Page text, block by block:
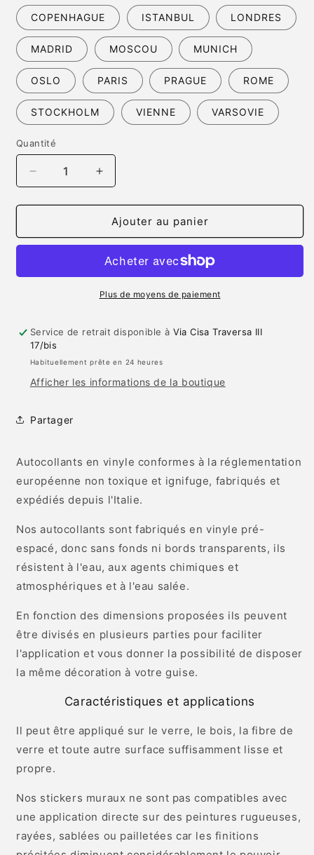
COPENHAGUE ISTANBUL LONDRES
MADRID MOSCOU MUNICH
OSLO PARIS PRAGUE ROME
STOCKHOLM VIENNE VARSOVIE
Quantité
Quantité
Réduire
la
quantité
Sticker
CAPITAL
au
choix)
Augmenter
la
quantité
de
Sticker
EUROPE
CAPITAL
SKYLINE
au
Ajouter au panier
Plus de moyens de paiement
Service de retrait disponible à Via Cisa Traversa III
17/bis
Habituellement prête en 24 heures
Afficher les informations de la boutique
Partager
Autocollants en vinyle conformes à la réglementation
européenne non toxique et ignifuge, fabriqués et
expédiés depuis l'Italie.
Nos autocollants sont fabriqués en vinyle pré-
espacé, donc sans fonds ni bords transparents, ils
résistent à l'eau, aux agents chimiques et
atmosphériques et à l'eau salée.
En fonction des dimensions proposées ils peuvent
être divisés en plusieurs parties pour faciliter
l'application et vous donner la possibilité de disposer
la même décoration à votre guise.
Caractéristiques et applications
Il peut être appliqué sur le verre, le bois, la fibre de
verre et toute autre surface suffisamment lisse et
propre.
Nos stickers muraux ne sont pas compatibles avec
une application directe sur des peintures rugueuses,
rayées, sablées ou pailletées car les finitions